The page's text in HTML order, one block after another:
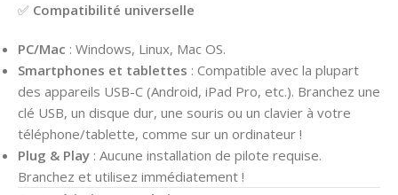
✅ Compatibilité universelle
PC/Mac : Windows, Linux, Mac OS.
Smartphones et tablettes : Compatible avec la plupart
des appareils USB-C (Android, iPad Pro, etc.). Branchez une
clé USB, un disque dur, une souris ou un clavier à votre
téléphone/tablette, comme sur un ordinateur !
Plug & Play : Aucune installation de pilote requise.
Branchez et utilisez immédiatement !